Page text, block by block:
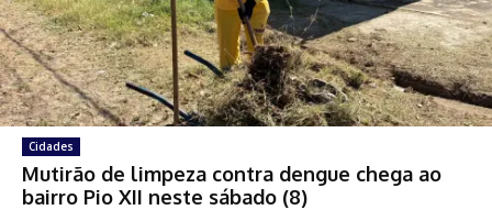
Cidades
Mutirão de limpeza contra dengue chega ao
bairro Pio XII neste sábado (8)